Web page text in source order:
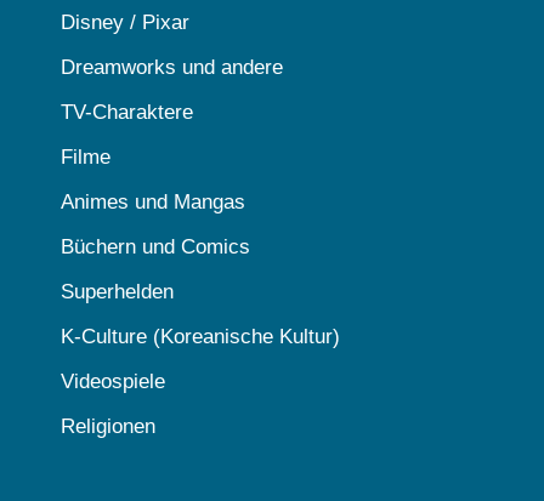
Disney / Pixar
Dreamworks und andere
TV-Charaktere
Filme
Animes und Mangas
Büchern und Comics
Superhelden
K-Culture (Koreanische Kultur)
Videospiele
Religionen